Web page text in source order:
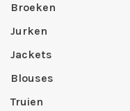
Broeken
Jurken
Jackets
Blouses
Truien